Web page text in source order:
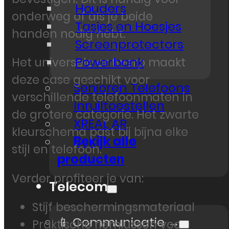
Houders
Tasjes en Hoesjes
Screenprotectors
Powerbank
Senioren Telefoons
Inruiltoestellen
XREAL AR
Bekijk alle
producten
Telecom
📱 Communicatie →
onderweg of als je beide
handen nodig hebt.
Het universele ontwerp maakt
deze case geschikt voor
verschillende telefoonmaten in
de grotere categorie. Het zwarte
kleurschema past bij bijna elke
stijl en telefoon.
Verder profiteer je van:
Stijf beschermingsmateriaal
Praktische riemlussen voor